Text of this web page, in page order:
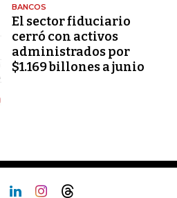
BANCOS
El sector fiduciario
cerró con activos
administrados por
$1.169 billones a junio